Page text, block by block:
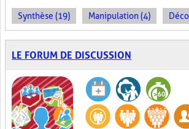
Synthèse (19) Manipulation (4)
LE FORUM DE DISCUSSION